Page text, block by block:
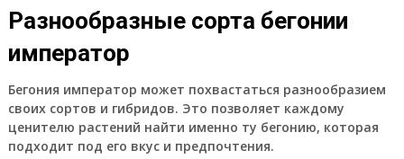
Разнообразные сорта бегонии
император
Бегония император может похвастаться разнообразием
своих сортов и гибридов. Это позволяет каждому
ценителю растений найти именно ту бегонию, которая
подходит под его вкус и предпочтения.